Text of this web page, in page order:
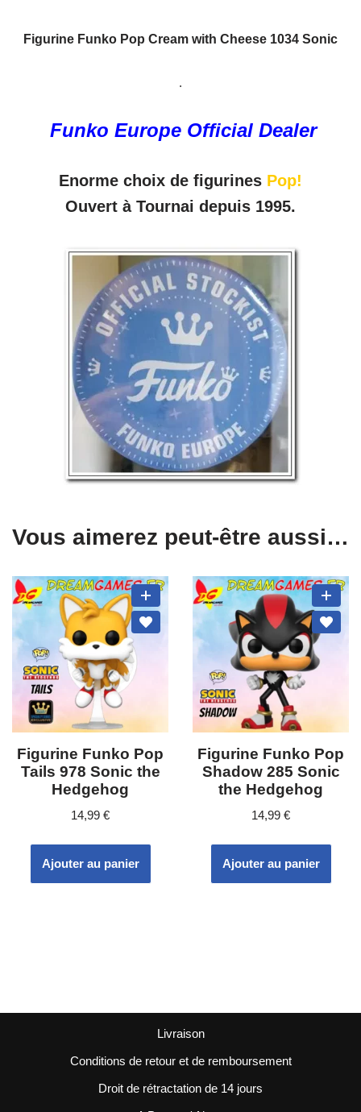
Figurine Funko Pop Cream with Cheese 1034 Sonic
.
Funko Europe Official Dealer
Enorme choix de figurines Pop!
Ouvert à Tournai depuis 1995.
Vous aimerez peut-être aussi…
Figurine Funko Pop
Tails 978 Sonic the
Hedgehog
14,99 €
Ajouter au panier
Figurine Funko Pop
Shadow 285 Sonic
the Hedgehog
14,99 €
Ajouter au panier
Livraison
Conditions de retour et de remboursement
Droit de rétractation de 14 jours